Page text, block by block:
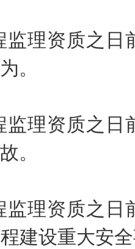
资质之日
。
资质之日
。
资质之日
建设重大安